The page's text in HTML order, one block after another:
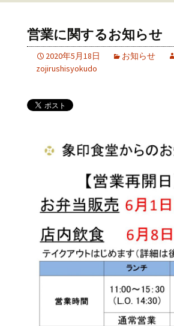
営業に関するお知らせ
2020年5月18日
お知らせ
zojirushisyokudo